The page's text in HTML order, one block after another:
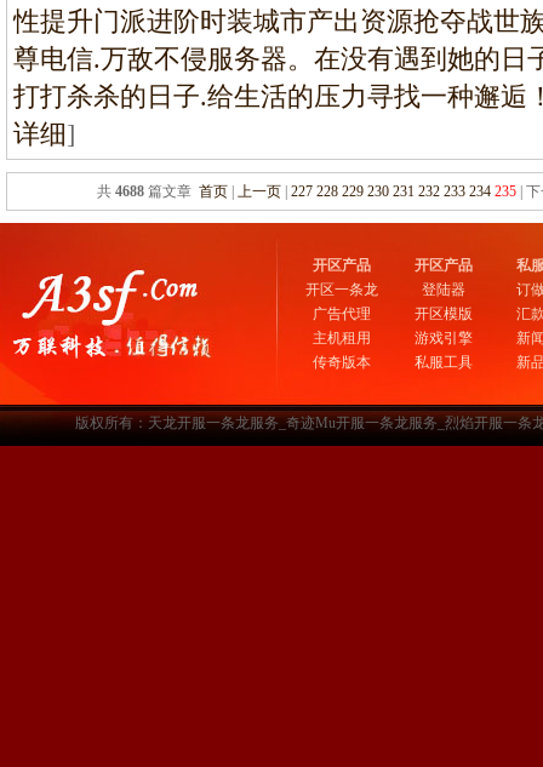
性提升门派进阶时装城市产出资源抢夺战世
尊电信.万敌不侵服务器。在没有遇到她的日
打打杀杀的日子.给生活的压力寻找一种邂逅
详细]
共 4688篇文章 首页| 上一页| 227 228 229 230 231 232 233 234 235| 下
开区产品
开区一条龙
广告代理
主机租用
传奇版本
开区产品
登陆器
开区模版
游戏引擎
私服工具
私
订
汇
新
新
版权所有：天龙开服一条龙服务_奇迹Mu开服一条龙服务_烈焰开服一条